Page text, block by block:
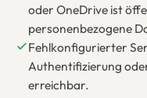
oder OneDrive ist
personenbezogene
Fehlkonfigurierter
Authentifizierung
erreichbar.